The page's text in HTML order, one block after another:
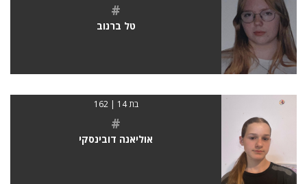
#
טל ברנוב
בת 14 | 162
#
אוליאנה דובינסקי